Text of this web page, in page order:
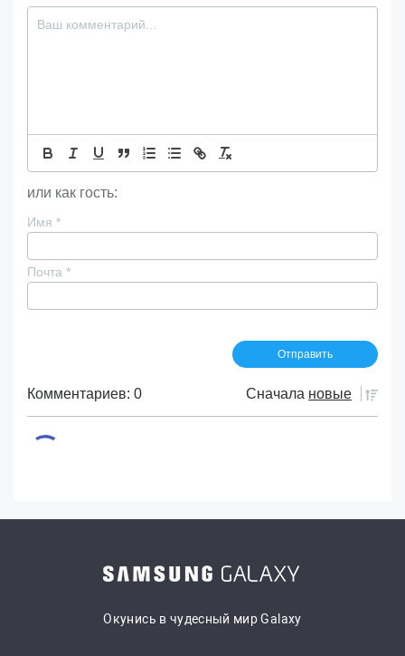
или как гость:
Имя *
Почта *
Комментариев: 0 Сначала новые
Окунись в чудесный мир Galaxy